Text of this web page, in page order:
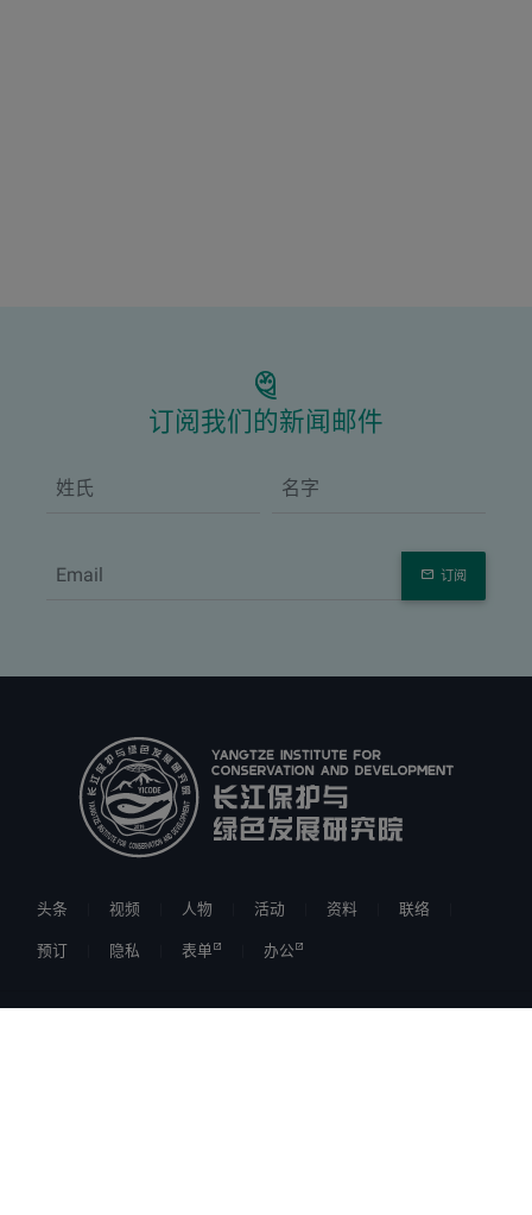
订阅我们的新闻邮件
订阅
头条 视频 人物 活动 资料 联络
预订 隐私 表单 办公